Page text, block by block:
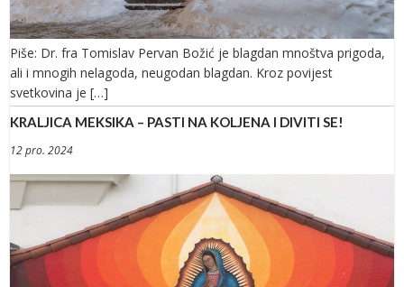
Piše: Dr. fra Tomislav Pervan Božić je blagdan mnoštva prigoda,
ali i mnogih nelagoda, neugodan blagdan. Kroz povijest
svetkovina je […]
KRALJICA MEKSIKA – PASTI NA KOLJENA I DIVITI SE!
12 pro. 2024